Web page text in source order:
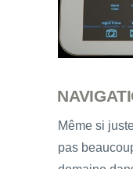
Même si
pas